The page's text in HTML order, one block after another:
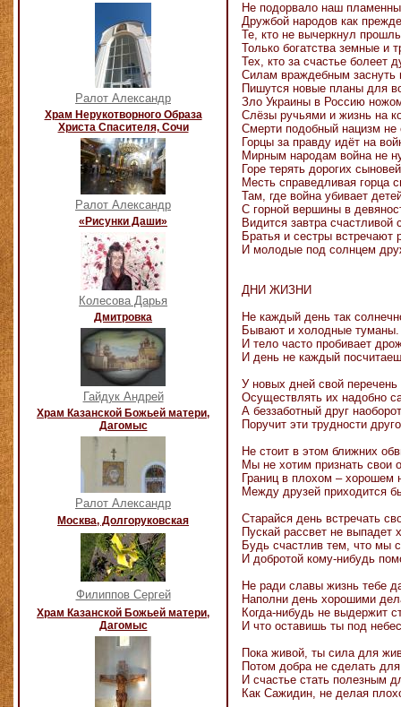
Ралот Александр
Храм Нерукотворного Образа
Христа Спасителя, Сочи
Ралот Александр
«Рисунки Даши»
Колесова Дарья
Дмитровка
Гайдук Андрей
Храм Казанской Божьей матери,
Дагомыс
Ралот Александр
Москва, Долгоруковская
Филиппов Сергей
Храм Казанской Божьей матери,
Дагомыс
Не подорвало наш
Дружбой народов как
Те, кто не вычеркнул
Только богатства земные и
Тех, кто за счастье болеет
Силам враждебным заснуть
Пишутся новые планы для
Зло Украины в Россию
Слёзы ручьями и жизнь на
Смерти подобный нацизм не
Горцы за правду идёт на
Мирным народам война не
Горе терять дорогих
Месть справедливая горца
Там, где война убивает
С горной вершины в
Видится завтра счастливой
Братья и сестры встречают
И молодые под солнцем
ДНИ ЖИЗНИ
Не каждый день так
Бывают и холодные туманы.
И тело часто пробивает
И день не каждый
У новых дней свой перечень
Осуществлять их надобно
А беззаботный друг
Поручит эти трудности
Не стоит в этом ближних
Мы не хотим признать свои
Границ в плохом – хорошем
Между друзей приходится
Старайся день встречать
Пускай рассвет не выпадет
Будь счастлив тем, что мы
И добротой кому-нибудь
Не ради славы жизнь тебе
Наполни день хорошими
Когда-нибудь не выдержит
И что оставишь ты под
Пока живой, ты сила для
Потом добра не сделать
И счастье стать полезным
Как Сажидин, не делая